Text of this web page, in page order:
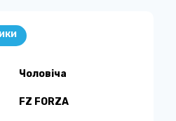
Чоловіча
FZ FORZA